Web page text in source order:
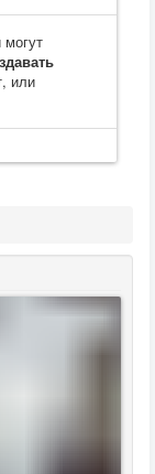
могут
или